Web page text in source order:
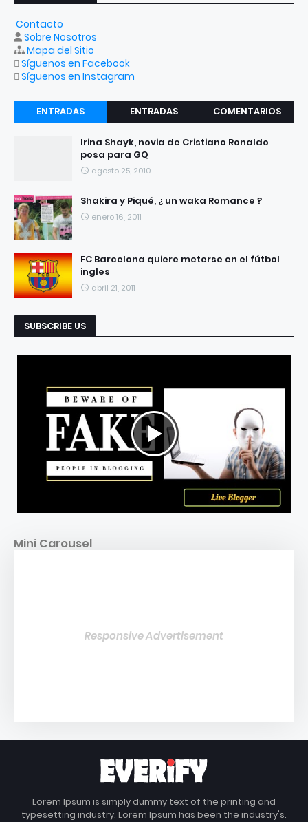
Contacto
Sobre Nosotros
Mapa del Sitio
Síguenos en Facebook
Síguenos en Instagram
ENTRADAS
ENTRADAS
COMENTARIOS
Irina Shayk, novia de Cristiano Ronaldo
posa para GQ
agosto 25, 2010
Shakira y Piqué, ¿ un waka Romance ?
enero 16, 2011
FC Barcelona quiere meterse en el fútbol
ingles
abril 21, 2011
SUBSCRIBE US
Mini Carousel
Responsive Advertisement
Lorem Ipsum is simply dummy text of the printing and
typesetting industry. Lorem Ipsum has been the industry's.